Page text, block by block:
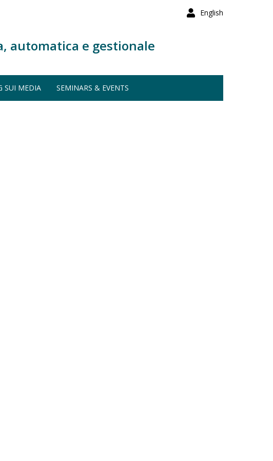
English
automatica e gestionale
SUI MEDIA SEMINARS & EVENTS